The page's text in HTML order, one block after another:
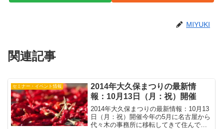
MIYUKI
関連記事
セミナー・イベント情報
2014年大久保まつりの最新情
報：10月13日（月：祝）開催
2014年大久保まつりの最新情報：10月13
日（月：祝）開催今年の5月に名古屋から
代々木の事務所に移転してきて住んでい